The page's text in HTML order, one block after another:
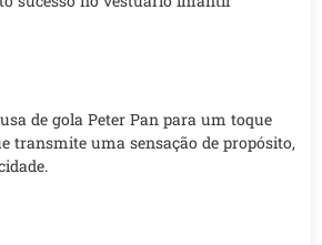
de gola Peter Pan para um toque
transmite uma sensação de propósito,